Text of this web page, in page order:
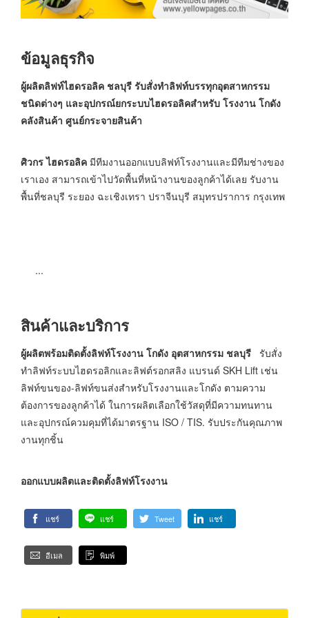
ข้อมูลธุรกิจ
ผู้ผลิตลิฟท์ไฮดรอลิค ชลบุรี รับสั่งทำลิฟท์บรรทุกอุตสาหกรรม
ชนิดต่างๆ และอุปกรณ์ยกระบบไฮดรอลิคสำหรับ โรงงาน โกดัง
คลังสินค้า ศูนย์กระจายสินค้า
ศิวกร ไฮดรอลิค มีทีมงานออกแบบลิฟท์โรงงานและมีทีมช่างของ
เราเอง สามารถเข้าไปวัดพื้นที่หน้างานของลูกค้าได้เลย รับงาน
พื้นที่ชลบุรี ระยอง ฉะเชิงเทรา ปราจีนบุรี สมุทรปราการ กรุงเทพ
...
สินค้าและบริการ
ผู้ผลิตพร้อมติดตั้งลิฟท์โรงงาน โกดัง อุตสาหกรรม ชลบุรี รับสั่ง
ทำลิฟท์ระบบไฮดรอลิกและลิฟต์รอกสลิง แบรนด์ SKH Lift เช่น
ลิฟท์ขนของ-ลิฟท์ขนส่งสำหรับโรงงานและโกดัง ตามความ
ต้องการของลูกค้าได้ ในการผลิตเลือกใช้วัสดุที่มีความทนทาน
และอุปกรณ์ควมคุมที่ได้มาตรฐาน ISO / TIS. รับประกันคุณภาพ
งานทุกชิ้น
ออกแบบผลิตและติดตั้งลิฟท์โรงงาน
แชร์ แชร์ Tweet แชร์
อีเมล พิมพ์